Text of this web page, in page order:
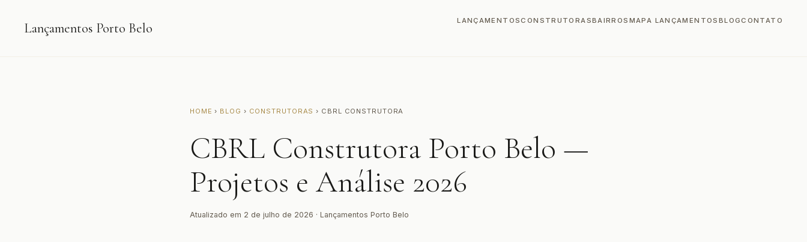
Lançamentos Porto Belo LANÇAMENTOSCONSTRUTORASBAIRROS MAPA LANÇAMENTOS BLOGCONTATO
HOME › BLOG › CONSTRUTORAS › CBRL CONSTRUTORA
CBRL Construtora Porto Belo —
Projetos e Análise 2026
Atualizado em 2 de julho de 2026 · Lançamentos Porto Belo